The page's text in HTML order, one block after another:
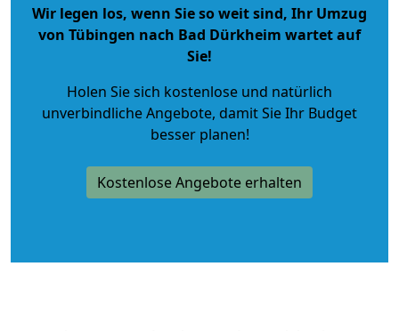
Wir legen los, wenn Sie so weit sind, Ihr Umzug
von Tübingen nach Bad Dürkheim wartet auf
Sie!
Holen Sie sich kostenlose und natürlich
unverbindliche Angebote, damit Sie Ihr Budget
besser planen!
Kostenlose Angebote erhalten